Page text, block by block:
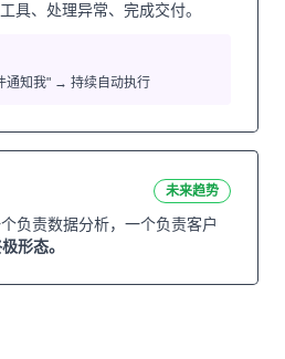
具、处理异常、完成交付。
通知我" → 持续自动执行
未来趋势
负责数据分析，一个负责客户
形态。